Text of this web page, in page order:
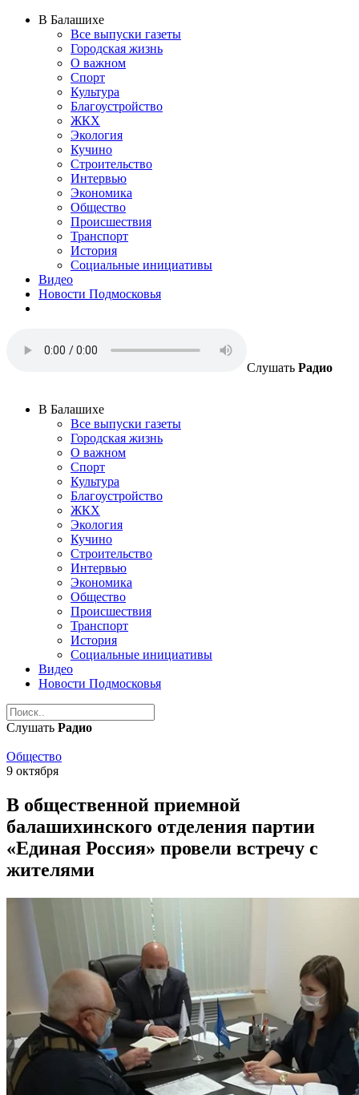
В Балашихе
Все выпуски газеты
Городская жизнь
О важном
Спорт
Культура
Благоустройство
ЖКХ
Экология
Кучино
Строительство
Интервью
Экономика
Общество
Происшествия
Транспорт
История
Социальные инициативы
Видео
Новости Подмосковья
Слушать Радио
В Балашихе
Все выпуски газеты
Городская жизнь
О важном
Спорт
Культура
Благоустройство
ЖКХ
Экология
Кучино
Строительство
Интервью
Экономика
Общество
Происшествия
Транспорт
История
Социальные инициативы
Видео
Новости Подмосковья
Слушать Радио
Общество
9 октября
В общественной приемной
балашихинского отделения партии
«Единая Россия» провели встречу с
жителями